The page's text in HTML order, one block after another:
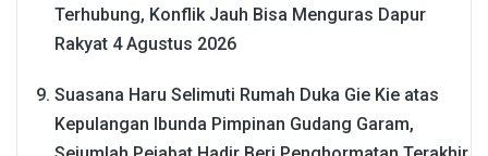
Terhubung, Konflik Jauh Bisa Menguras Dapur
Rakyat 4 Agustus 2026
Suasana Haru Selimuti Rumah Duka Gie Kie atas
Kepulangan Ibunda Pimpinan Gudang Garam,